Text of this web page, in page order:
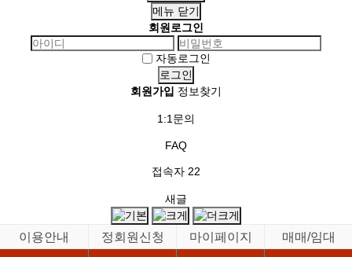
메뉴 닫기
회원로그인
자동로그인
회원가입 정보찾기
1:1문의
FAQ
접속자 22
새글
이용안내 정회원신청 마이페이지
매매/임대